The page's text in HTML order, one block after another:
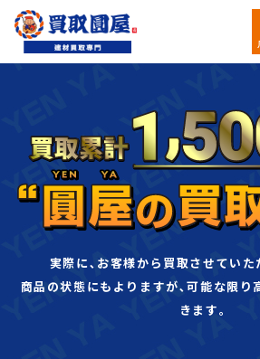
実際に､お客様から買取させていた
商品の状態にもよりますが､可能な限り
きます｡